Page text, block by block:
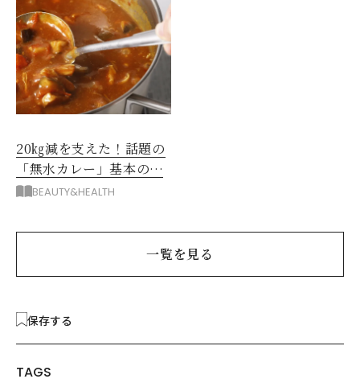
20㎏減を支えた！話題の
「無水カレー」基本の作
り方とおすすめルウ6選
BEAUTY&HEALTH
一覧を見る
保存する
TAGS